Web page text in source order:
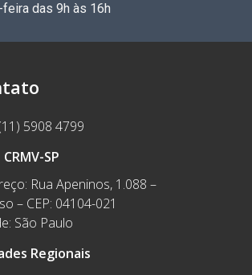
das 9h às 16h
5908 4799
SP
Rua Apeninos, 1.088 –
– CEP: 04104-021
São Paulo
Regionais